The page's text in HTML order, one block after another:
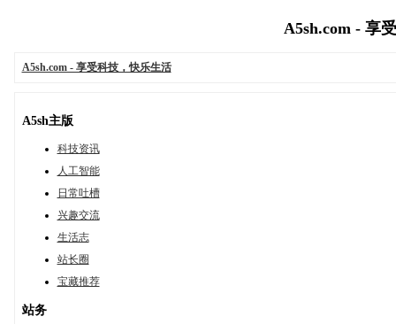
A5sh.com - 享
A5sh.com - 享受科技，快乐生活
A5sh主版
科技资讯
人工智能
日常吐槽
兴趣交流
生活志
站长圈
宝藏推荐
站务